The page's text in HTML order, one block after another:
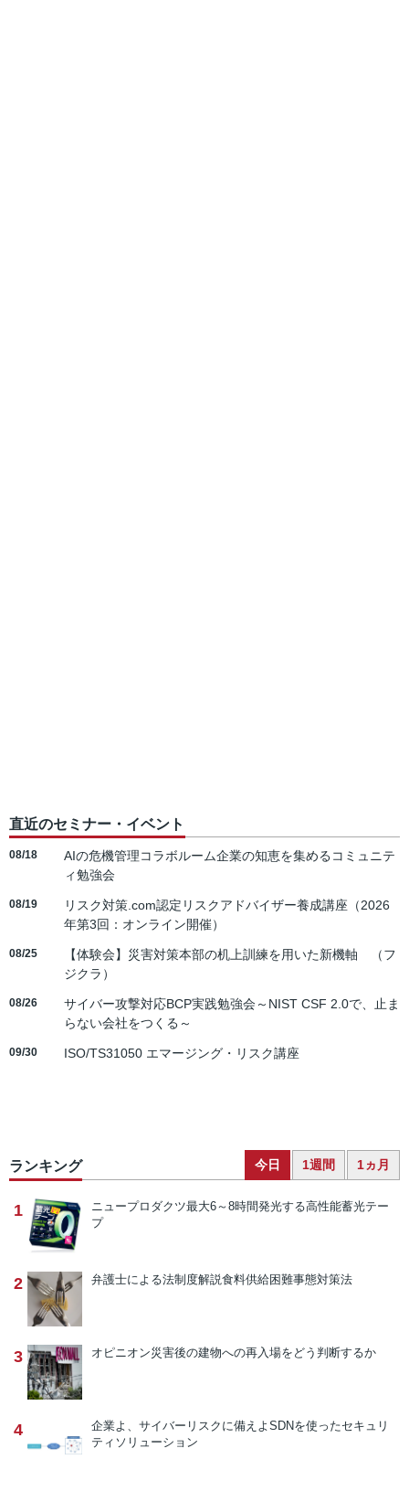
直近のセミナー・イベント
08/18
AIの危機管理コラボルーム企業の知恵を集めるコミュニテ
ィ勉強会
08/19
リスク対策.com認定リスクアドバイザー養成講座（2026
年第3回：オンライン開催）
08/25
【体験会】災害対策本部の机上訓練を用いた新機軸 （フ
ジクラ）
08/26
サイバー攻撃対応BCP実践勉強会～NIST CSF 2.0で、止ま
らない会社をつくる～
09/30 ISO/TS31050 エマージング・リスク講座
ランキング 今日 1週間 1ヵ月
1 ニュープロダクツ最大6～8時間発光する高性能蓄光テー
プ
2 弁護士による法制度解説食料供給困難事態対策法
3 オピニオン災害後の建物への再入場をどう判断するか
4 企業よ、サイバーリスクに備えよ SDNを使ったセキュリ
ティソリューション